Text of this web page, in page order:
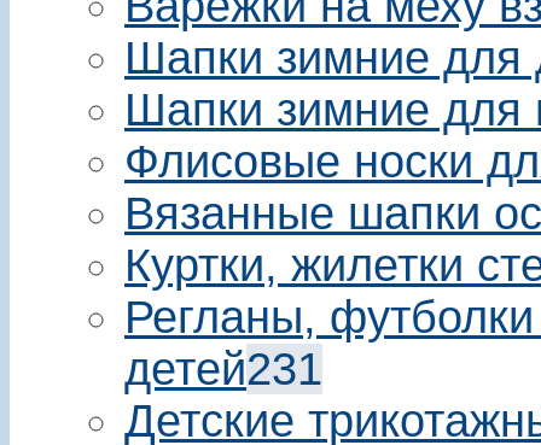
Шапки зимние для
Шапки зимние для
Флисовые носки
Вязанные шапки
Куртки, жилетки
Регланы,
детей231
Детские